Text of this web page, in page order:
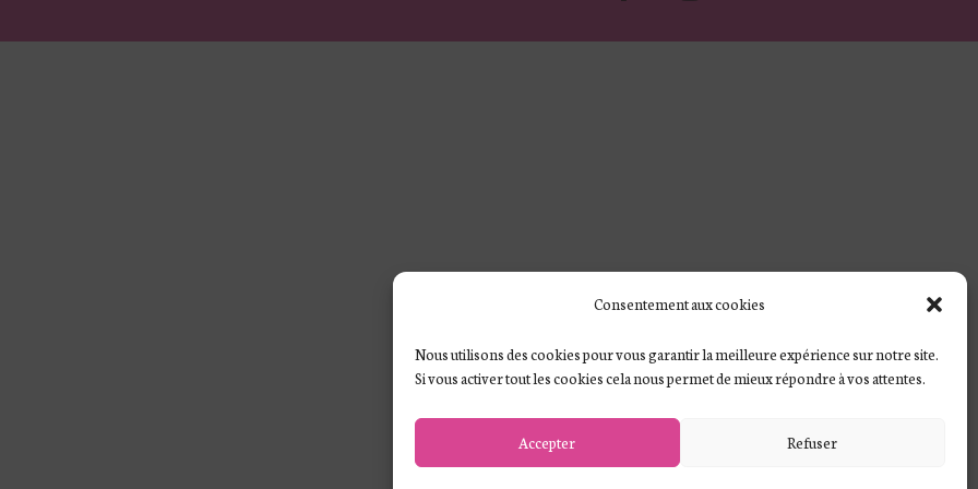
Consentement aux cookies
Nous utilisons des cookies pour vous garantir la meilleure expérience sur notre site.
Si vous activer tout les cookies cela nous permet de mieux répondre à vos attentes.
Accepter Refuser